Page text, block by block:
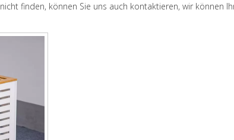
nicht finden, können Sie uns auch kontaktieren, wir können